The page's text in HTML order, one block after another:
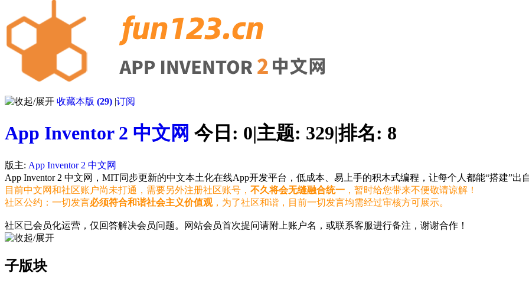
收藏本版 (29) |订阅
App Inventor 2 中文网 今日: 0|主题: 329|排名: 8
版主: App Inventor 2 中文网
App Inventor 2 中文网，MIT同步更新的中文本土化在线App开发平台，低成本、易上手的积木式编程，让每个人都能“搭建”出
目前中文网和社区账户尚未打通，需要另外注册社区账号， 不久将会无缝融合统一 ，暂时给您带来不便敬请谅解！
社区公约：一切发言必须符合和谐社会主义价值观，为了社区和谐，目前一切发言均需经过审核方可展示。
社区已会员化运营，仅回答解决会员问题。网站会员首次提问请附上账户名，或联系客服进行备注，谢谢合作！
子版块